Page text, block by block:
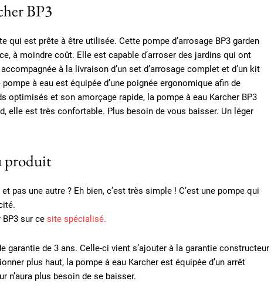
BP3
qui est prête à être utilisée. Cette pompe d’arrosage BP3 garden
à moindre coût. Elle est capable d’arroser des jardins qui ont
à la livraison d’un set d’arrosage complet et d’un kit
à eau est équipée d’une poignée ergonomique afin de
et son amorçage rapide, la pompe à eau Karcher BP3
elle est très confortable. Plus besoin de vous baisser. Un léger
produit
pas une autre ? Eh bien, c’est très simple ! C’est une pompe qui
sur ce site spécialisé.
garantie de 3 ans. Celle-ci vient s’ajouter à la garantie constructeur
plus haut, la pompe à eau Karcher est équipée d’un arrêt
n’aura plus besoin de se baisser.